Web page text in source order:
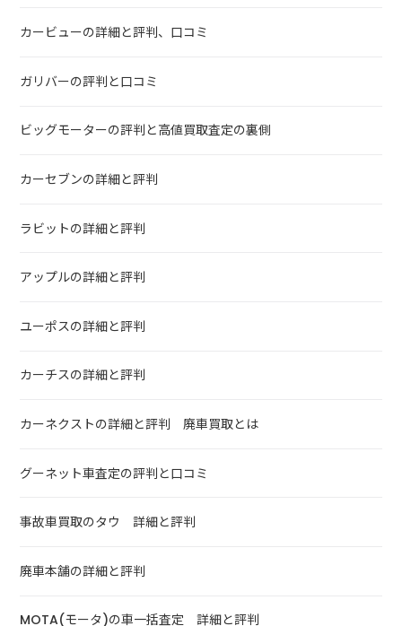
カービューの詳細と評判、口コミ
ガリバーの評判と口コミ
ビッグモーターの評判と高値買取査定の裏側
カーセブンの詳細と評判
ラビットの詳細と評判
アップルの詳細と評判
ユーポスの詳細と評判
カーチスの詳細と評判
カーネクストの詳細と評判 廃車買取とは
グーネット車査定の評判と口コミ
事故車買取のタウ 詳細と評判
廃車本舗の詳細と評判
MOTA(モータ)の車一括査定 詳細と評判